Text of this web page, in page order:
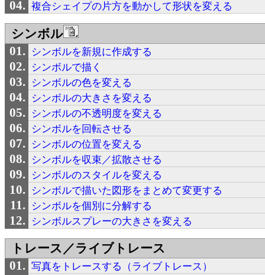
複合シェイプの片方を動かして形状を変える
シンボル
シンボルを新規に作成する
シンボルで描く
シンボルの色を変える
シンボルの大きさを変える
シンボルの不透明度を変える
シンボルを回転させる
シンボルの位置を変える
シンボルを収束／拡散させる
シンボルのスタイルを変える
シンボルで描いた図形をまとめて変更する
シンボルを個別に分解する
シンボルスプレーの大きさを変える
トレース／ライブトレース
写真をトレースする（ライブトレース）